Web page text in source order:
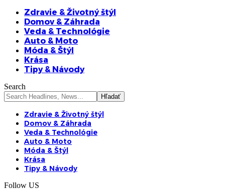
Zdravie & Životný štýl
Domov & Záhrada
Veda & Technológie
Auto & Moto
Móda & Štýl
Krása
Tipy & Návody
Search
Zdravie & Životný štýl
Domov & Záhrada
Veda & Technológie
Auto & Moto
Móda & Štýl
Krása
Tipy & Návody
Follow US